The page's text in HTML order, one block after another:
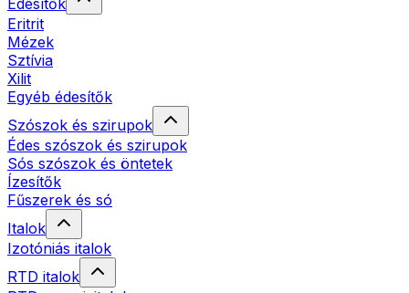
Édesítők
Eritrit
Mézek
Sztívia
Xilit
Egyéb édesítők
Szószok és szirupok
Édes szószok és szirupok
Sós szószok és öntetek
Ízesítők
Fűszerek és só
Italok
Izotóniás italok
RTD italok